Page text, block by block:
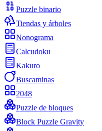
Puzzle binario
Tiendas y árboles
Nonograma
Calcudoku
Kakuro
Buscaminas
2048
Puzzle de bloques
Block Puzzle Gravity